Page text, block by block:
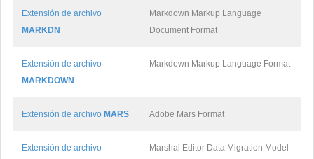
Extensión de archivo
MARKDN
Markdown Markup Language
Document Format
Extensión de archivo
MARKDOWN
Markdown Markup Language Format
Extensión de archivo MARS Adobe Mars Format
Extensión de archivo
Marshal Editor Data Migration Model